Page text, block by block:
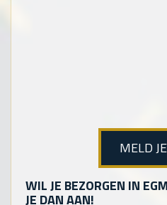
MELD
WIL JE BEZORGEN IN
JE DAN AAN!